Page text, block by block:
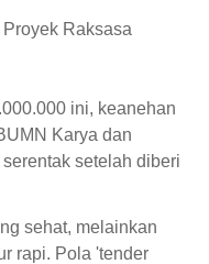
Proyek Raksasa
ini, keanehan
Karya dan
setelah diberi
sehat, melainkan
rapi. Pola 'tender